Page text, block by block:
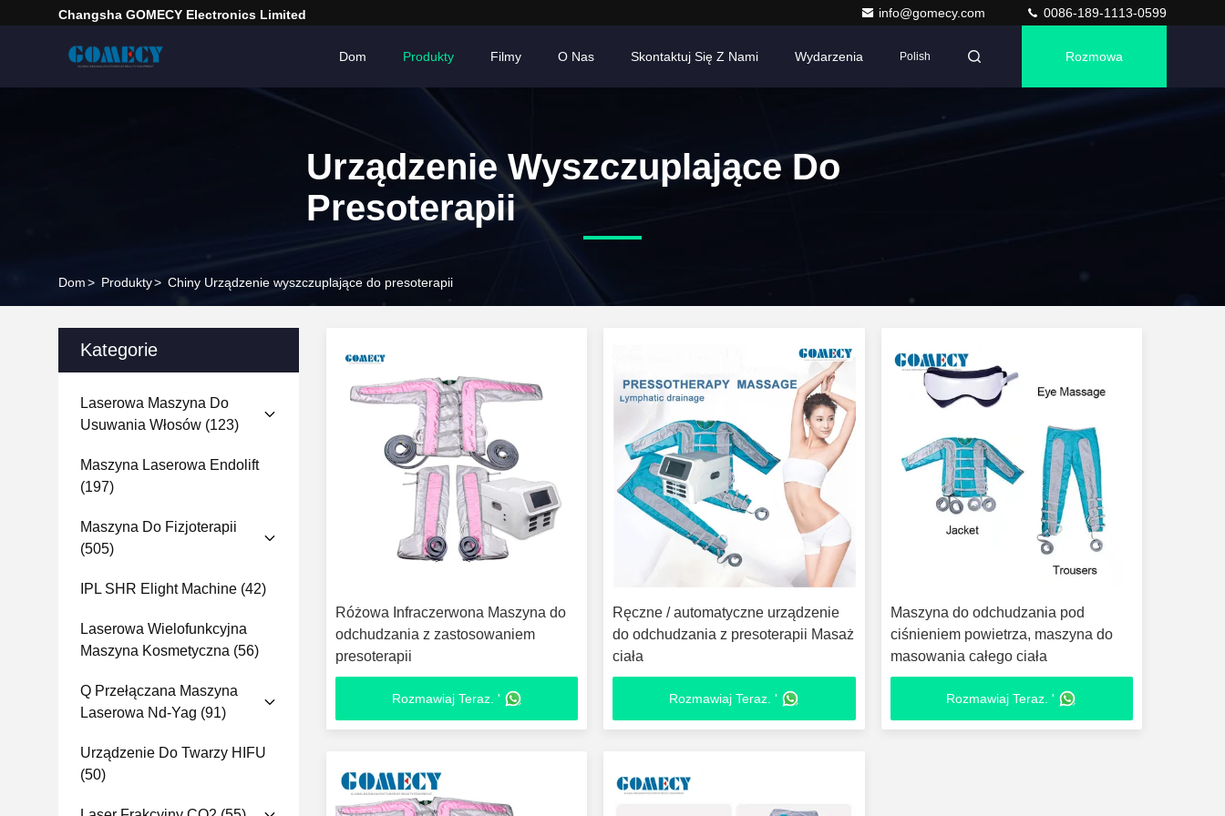
Changsha GOMECY Electronics Limited info@gomecy.com 0086-189-1113-0599
Dom Produkty Filmy O Nas Skontaktuj Się Z Nami Wydarzenia Polish Rozmowa
Urządzenie Wyszczuplające Do
Presoterapii
Dom> Produkty> Chiny Urządzenie wyszczuplające do presoterapii
Kategorie
Laserowa Maszyna Do
Usuwania Włosów (123)
Maszyna Laserowa Endolift
(197)
Maszyna Do Fizjoterapii
(505)
IPL SHR Elight Machine (42)
Laserowa Wielofunkcyjna
Maszyna Kosmetyczna (56)
Q Przełączana Maszyna
Laserowa Nd-Yag (91)
Urządzenie Do Twarzy HIFU
(50)
Różowa Infraczerwona Maszyna do
odchudzania z zastosowaniem
presoterapii
Rozmawiaj Teraz. '
Ręczne / automatyczne urządzenie
do odchudzania z presoterapii Masaż
ciała
Rozmawiaj Teraz. '
Maszyna do odchudzania pod
ciśnieniem powietrza, maszyna do
masowania całego ciała
Rozmawiaj Teraz. '